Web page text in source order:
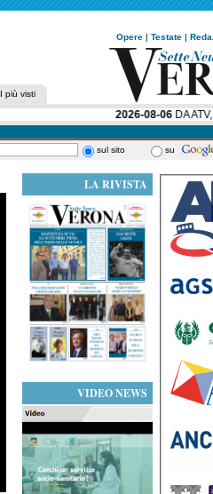
Opere | Testate |
I più visti
2026-08-06DA ATV,
sul sito su
LA RIVISTA
VIDEO NEWS